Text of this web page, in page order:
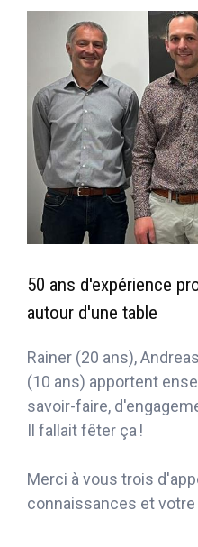
50 ans d'expérience
autour d'une table
Rainer (20 ans),
(10 ans) apportent
savoir-faire,
Il fallait fêter ça !
Merci à vous trois
connaissances et